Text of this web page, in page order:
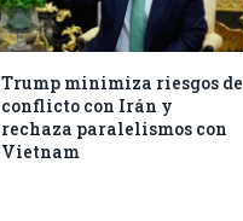
Trump minimiza riesgos de
conflicto con Irán y
rechaza paralelismos con
Vietnam